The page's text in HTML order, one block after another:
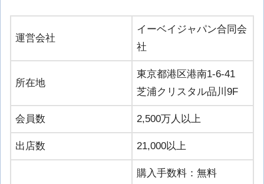
運営会社
イーベイジャパン合同会
社
所在地
東京都港区港南1-6-41
芝浦クリスタル品川9F
会員数 2,500万人以上
出店数 21,000以上
購入手数料：無料